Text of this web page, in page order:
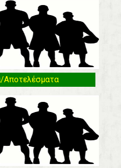
Αποτελέσματα